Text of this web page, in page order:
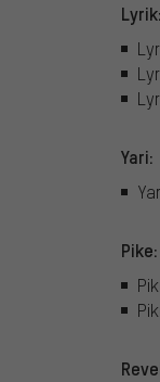
Lyrik:
Yari:
Pike: